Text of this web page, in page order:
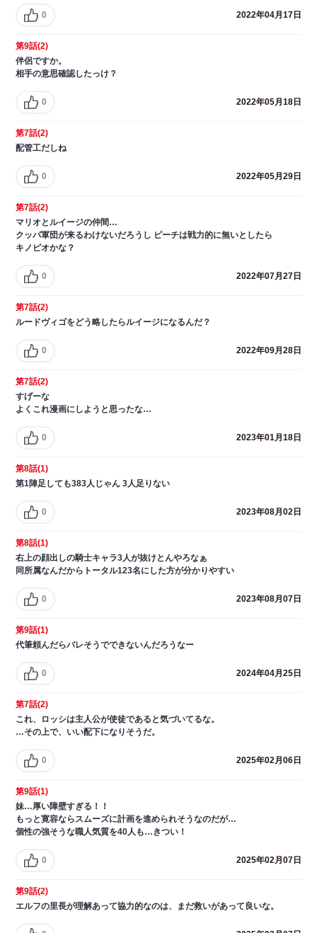
0 2022年04月17日
第9話(2)
伴侶ですか。
相手の意思確認したっけ？
0 2022年05月18日
第7話(2)
配管工だしね
0 2022年05月29日
第7話(2)
マリオとルイージの仲間…
クッパ軍団が来るわけないだろうし ピーチは戦力的に無いとしたら
キノピオかな？
0 2022年07月27日
第7話(2)
ルードヴィゴをどう略したらルイージになるんだ？
0 2022年09月28日
第7話(2)
すげーな
よくこれ漫画にしようと思ったな…
0 2023年01月18日
第8話(1)
第1陣足しても383人じゃん 3人足りない
0 2023年08月02日
第8話(1)
右上の顔出しの騎士キャラ3人が抜けとんやろなぁ
同所属なんだからトータル123名にした方が分かりやすい
0 2023年08月07日
第9話(1)
代筆頼んだらバレそうでできないんだろうなー
0 2024年04月25日
第7話(2)
これ、ロッシは主人公が使徒であると気づいてるな。
…その上で、いい配下になりそうだ。
0 2025年02月06日
第9話(1)
妹…厚い障壁すぎる！！
もっと寛容ならスムーズに計画を進められそうなのだが…
個性の強そうな職人気質を40人も…きつい！
0 2025年02月07日
第9話(2)
エルフの里長が理解あって協力的なのは、まだ救いがあって良いな。